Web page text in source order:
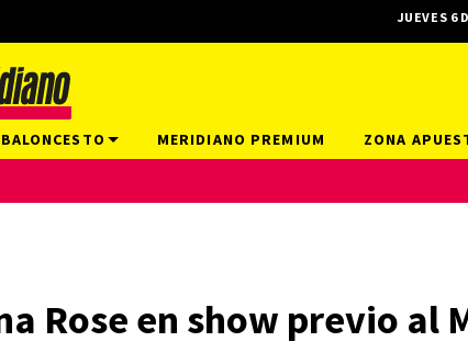
Rose en show previo al
JUEVES 6
BALONCESTO MERIDIANO PREMIUM ZONA